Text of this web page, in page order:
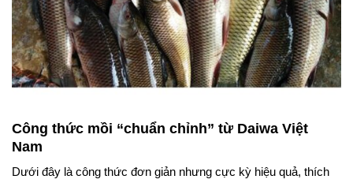
Công thức mồi “chuẩn chỉnh” từ Daiwa Việt
Nam
Dưới đây là công thức đơn giản nhưng cực kỳ hiệu quả, thích